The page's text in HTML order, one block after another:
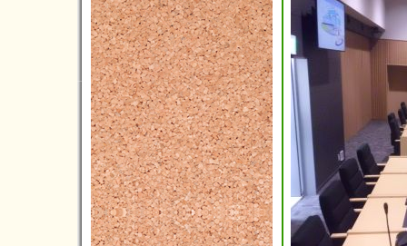
2024年06月(9)
2024年05月(10)
2024年04月(5)
2024年03月(7)
2024年02月(2)
2024年01月(6)
2023年12月(4)
2023年11月(11)